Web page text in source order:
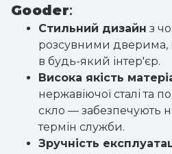
Gooder:
Стильний дизайн з
розсувними дверима,
в будь-який інтер'єр.
Висока якість
нержавіючої сталі та
скло — забезпечують
термін служби.
Зручність